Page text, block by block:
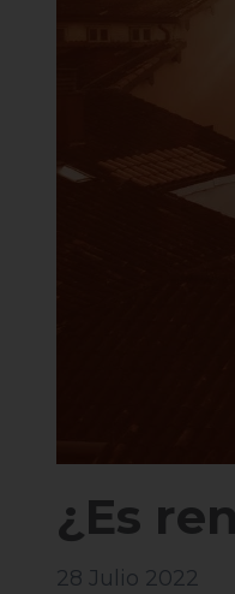
¿Es
28 Julio 2022